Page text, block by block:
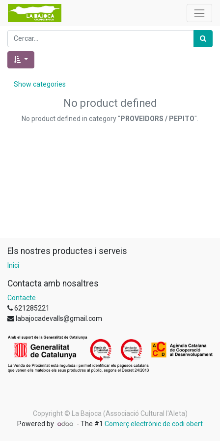
Show categories
No product defined
No product defined in category " PROVEIDORS / PEPITO".
Els nostres productes i serveis
Inici
Contacta amb nosaltres
Contacte
621285221
labajocadevalls@gmail.com
Copyright ©
La Bajoca (Associació Cultural l'Aleta)
Powered by
- The #1Comerç electrònic de codi obert